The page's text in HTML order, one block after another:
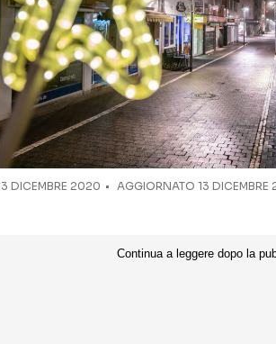
DICEMBRE 2020 AGGIORNATO 13 DICEMBRE